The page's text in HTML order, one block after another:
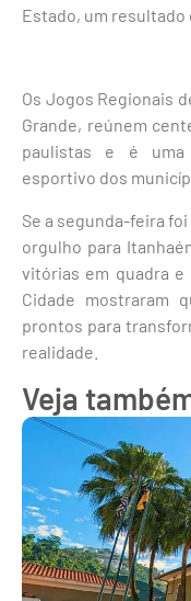
Estado, um resultado
Os Jogos Regionais
Grande, reúnem
paulistas e é uma
esportivo dos
Se a segunda-feira
orgulho para
vitórias em quadra e
Cidade mostraram
prontos para
realidade.
Veja